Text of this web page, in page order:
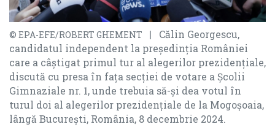
© EPA-EFE/ROBERT GHEMENT
| Călin Georgescu,
candidatul independent la președinția României
care a câștigat primul tur al alegerilor prezidențiale,
discută cu presa în fața secției de votare a Școlii
Gimnaziale nr. 1, unde trebuia să-și dea votul în
turul doi al alegerilor prezidențiale de la Mogoșoaia,
lângă București, România, 8 decembrie 2024.